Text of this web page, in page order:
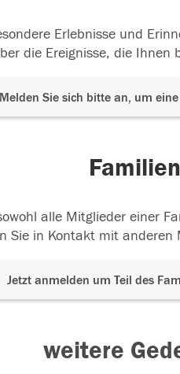
Erlebnisse und
die Ereignisse, die
Melden Sie sich bitte an, um
alle Mitglieder einer
Sie in Kontakt mit
Jetzt anmelden um Teil des
weitere